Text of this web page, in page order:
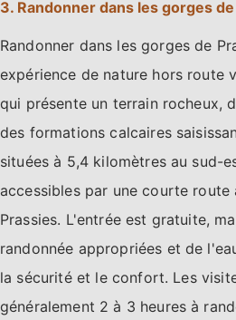
3. Randonner dans les gorges
Randonner dans les gorges de
expérience de nature hors route
qui présente un terrain rocheux,
des formations calcaires
situées à 5,4 kilomètres au sud-
accessibles par une courte
Prassies. L'entrée est gratuite,
randonnée appropriées et de
la sécurité et le confort. Les
généralement 2 à 3 heures à